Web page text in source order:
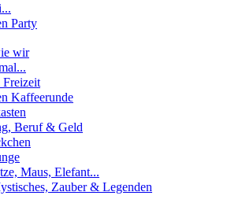
Party
wir
Kaffeerunde
Beruf & Geld
Maus, Elefant...
Zauber & Legenden